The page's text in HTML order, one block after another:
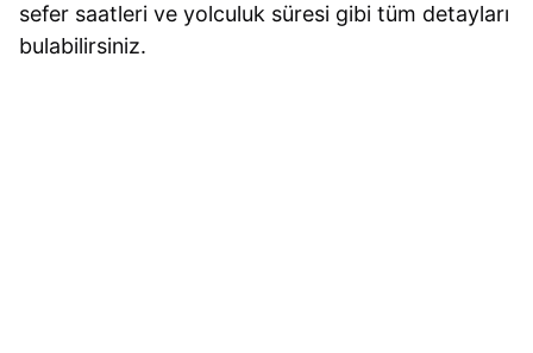
sefer saatleri ve yolculuk süresi gibi tüm detayları
bulabilirsiniz.